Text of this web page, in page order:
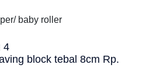
baby roller
4
block tebal 8cm Rp.